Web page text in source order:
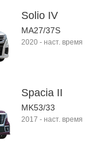
Solio IV
MA27/37S
2020 - наст. время
Spacia II
MK53/33
2017 - наст. время